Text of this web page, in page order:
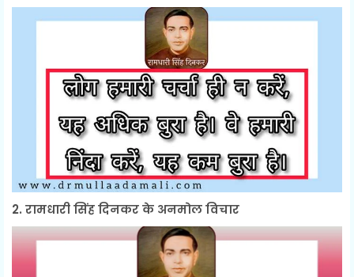
2. रामधारी सिंह दिनकर के अनमोल विचार